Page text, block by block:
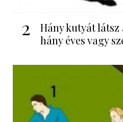
2
Hány kutyát látsz
hány éves vagy